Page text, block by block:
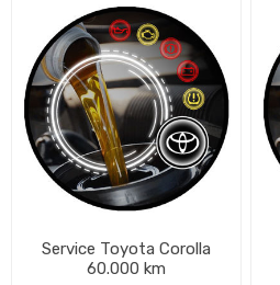
Service Toyota Corolla
60.000 km